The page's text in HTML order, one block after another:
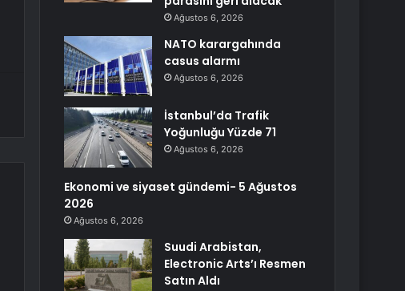
Ağustos 6, 2026
NATO karargahında
casus alarmı
Ağustos 6, 2026
İstanbul’da Trafik
Yoğunluğu Yüzde 71
Ağustos 6, 2026
Ekonomi ve siyaset gündemi- 5 Ağustos
2026
Ağustos 6, 2026
Suudi Arabistan,
Electronic Arts’ı Resmen
Satın Aldı